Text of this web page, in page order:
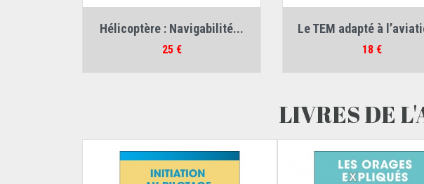
Hélicoptère : Navigabilité...
Prix
25 €
Le TEM adapté à
Prix
18 €
LIVRES DE